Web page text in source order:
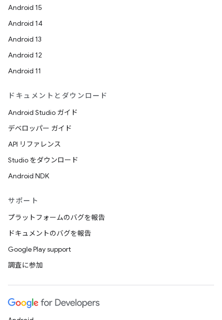
Android 15
Android 14
Android 13
Android 12
Android 11
ドキュメントとダウンロード
Android Studio ガイド
デベロッパー ガイド
API リファレンス
Studio をダウンロード
Android NDK
サポート
プラットフォームのバグを報告
ドキュメントのバグを報告
Google Play support
調査に参加